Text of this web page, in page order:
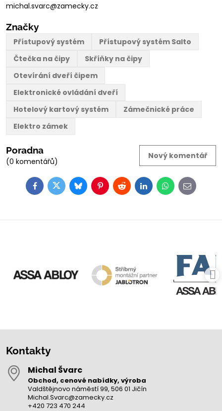
michal.svarc@zamecky.cz
Značky
Přístupový systém
Přístupový systém Salto
Čtečka na čipy
Skříňky na čipy
Otevírání dveří čipem
Elektronické ovládání dveří
Hotelový kartový systém
Zámečnické práce
Elektro zámek
Poradna
(0 komentářů)
Nový komentář
FacebookTwitterBlueskyPinterestRedditLinkedInWhatsApp
E-
mail
Kontakty
Michal Švarc
Obchod, cenové nabídky, výroba
Valdštějnovo náměstí 99, 506 01 Jičín
Michal.Svarc@zamecky.cz
+420 723 470 244